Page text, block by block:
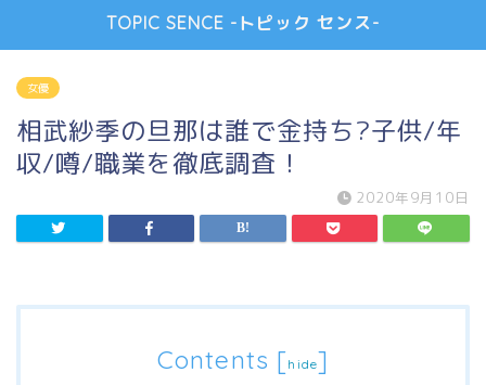
TOPIC SENCE -トピック センス-
女優
相武紗季の旦那は誰で金持ち?子供/年
収/噂/職業を徹底調査！
2020年9月10日
Contents [hide]